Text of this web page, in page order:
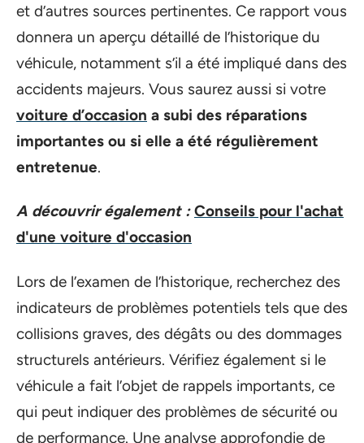
et d’autres sources pertinentes. Ce rapport vous
donnera un aperçu détaillé de l’historique du
véhicule, notamment s’il a été impliqué dans des
accidents majeurs. Vous saurez aussi si votre
voiture d’occasion a subi des réparations
importantes ou si elle a été régulièrement
entretenue.
A découvrir également : Conseils pour l'achat
d'une voiture d'occasion
Lors de l’examen de l’historique, recherchez des
indicateurs de problèmes potentiels tels que des
collisions graves, des dégâts ou des dommages
structurels antérieurs. Vérifiez également si le
véhicule a fait l’objet de rappels importants, ce
qui peut indiquer des problèmes de sécurité ou
de performance. Une analyse approfondie de